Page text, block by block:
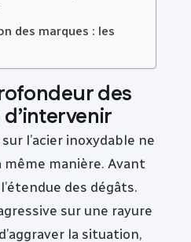
des marques : les
des
l’acier inoxydable ne
manière. Avant
des dégâts.
sur une rayure
la situation,